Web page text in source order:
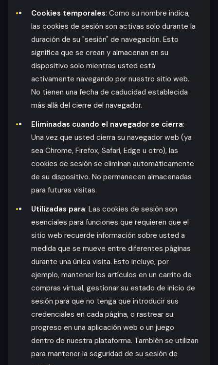
Cookies temporales: Como su nombre indica,
las cookies de sesión son activas solo durante la
duración de su "sesión" de navegación. Esto
significa que se crean y almacenan en su
dispositivo solo mientras usted está
activamente navegando por nuestro sitio web.
No tienen una fecha de caducidad establecida
más allá del cierre del navegador.
Eliminadas cuando el navegador se cierra:
Una vez que usted cierra su navegador web (ya
sea Chrome, Firefox, Safari, Edge u otro), las
cookies de sesión se eliminan automáticamente
de su dispositivo. No permanecen almacenadas
para futuras visitas.
Utilizadas para: Las cookies de sesión son
esenciales para funciones que requieren que el
sitio web recuerde información sobre usted a
medida que se mueve entre diferentes páginas
durante una única visita. Esto incluye, por
ejemplo, mantener los artículos en un carrito de
compras virtual, gestionar su estado de inicio de
sesión para que no tenga que introducir sus
credenciales en cada página, o rastrear su
progreso en una aplicación web o un juego
dentro de nuestra plataforma. También se utilizan
para mantener la seguridad de su sesión de